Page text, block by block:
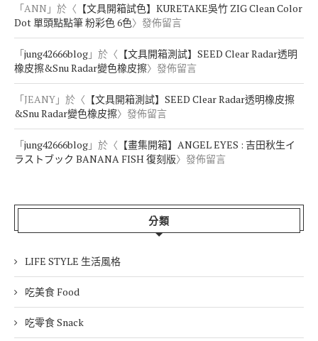
「ANN 」於〈 【文具開箱試色】KURETAKE吳竹 ZIG Clean Color
Dot 單頭點點筆 粉彩色 6色〉發佈留言
「jung42666blog 」於〈 【文具開箱測試】SEED Clear Radar透明
橡皮擦&Snu Radar變色橡皮擦〉發佈留言
「JEANY 」於〈 【文具開箱測試】SEED Clear Radar透明橡皮擦
&Snu Radar變色橡皮擦〉發佈留言
「jung42666blog 」於〈 【畫集開箱】ANGEL EYES : 吉田秋生イ
ラストブック BANANA FISH 復刻版〉發佈留言
分類
LIFE STYLE 生活風格
吃美食 Food
吃零食 Snack